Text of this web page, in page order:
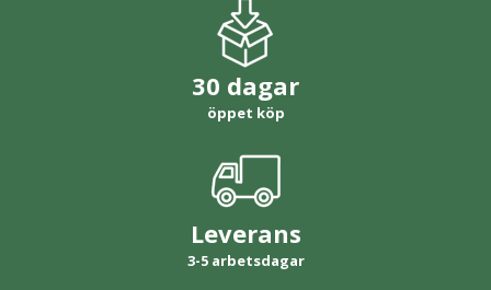
30 dagar
öppet köp
Leverans
3-5 arbetsdagar